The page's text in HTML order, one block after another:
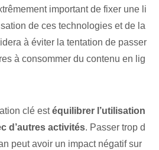
important de fixer une li
de ces technologies et de la
à éviter la tentation de passer
à consommer du contenu en lig
clé estéquilibrer l’utilisation
d’autres activités. ‍Passer trop d
peut avoir un impact négatif sur